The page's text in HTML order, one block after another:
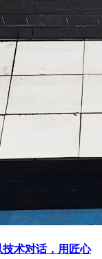
术对话，用匠心